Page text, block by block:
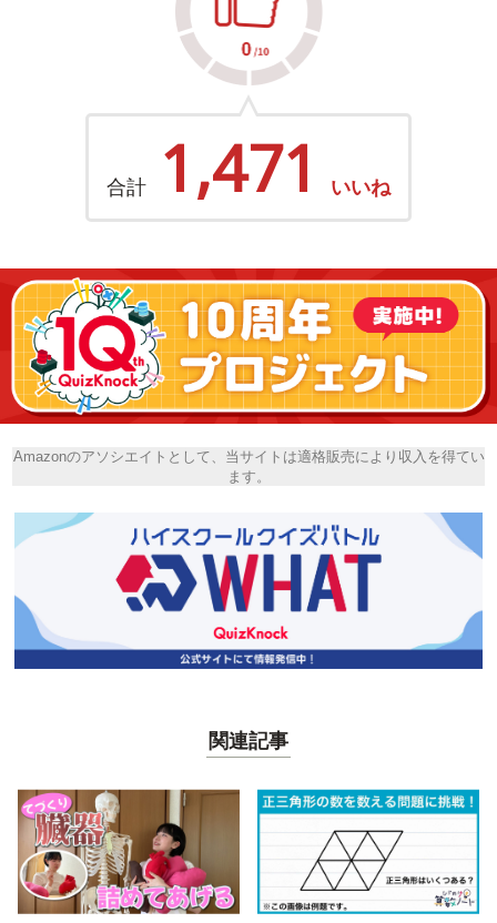
合計 1,471 いいね
Amazonのアソシエイトとして、当サイトは適格販売により収入を得てい
ます。
関連記事